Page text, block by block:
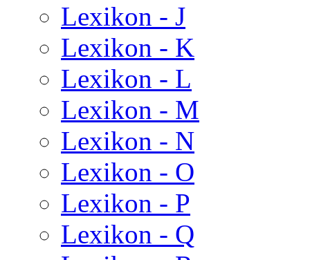
Lexikon - J
Lexikon - K
Lexikon - L
Lexikon - M
Lexikon - N
Lexikon - O
Lexikon - P
Lexikon - Q